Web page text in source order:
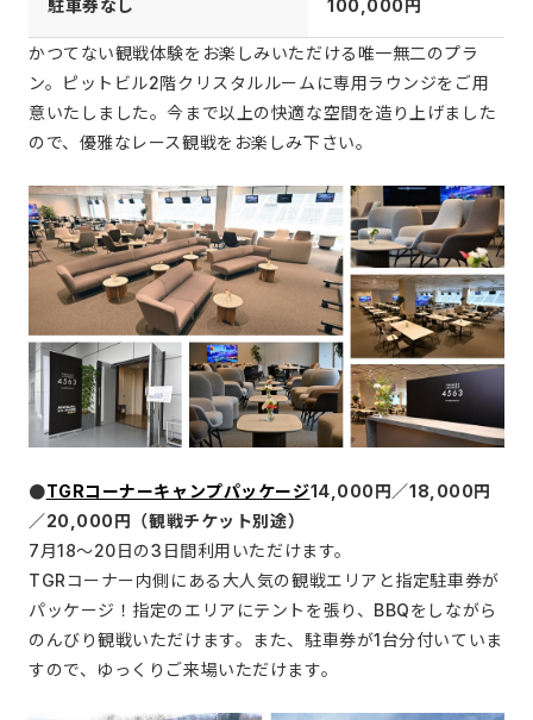
駐車券なし 100,000円
かつてない観戦体験をお楽しみいただける唯一無二のプラ
ン。ピットビル2階クリスタルルームに専用ラウンジをご用
意いたしました。今まで以上の快適な空間を造り上げました
ので、優雅なレース観戦をお楽しみ下さい。
●TGRコーナーキャンプパッケージ14,000円／18,000円
／20,000円（観戦チケット別途）
7月18～20日の3日間利用いただけます。
TGRコーナー内側にある大人気の観戦エリアと指定駐車券が
パッケージ！指定のエリアにテントを張り、BBQをしながら
のんびり観戦いただけます。また、駐車券が1台分付いていま
すので、ゆっくりご来場いただけます。